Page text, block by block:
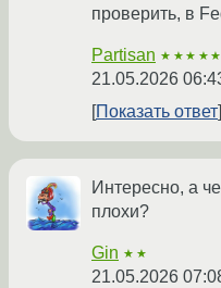
проверить, в
Partisan ★★★★★
21.05.2026
Показать ответ
Интересно, а
плохи?
Gin ★★
21.05.2026